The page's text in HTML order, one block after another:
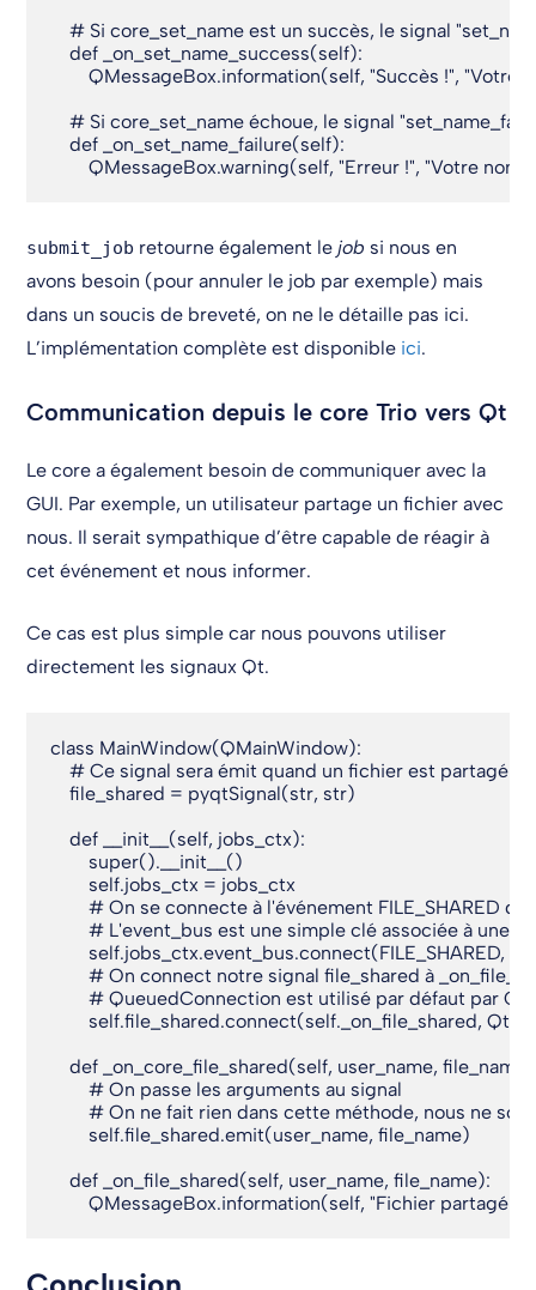
# Si core_set_name est un succès, le signal
    def _on_set_name_success(self):
QMessageBox.information(self, "Succès !",
# Si core_set_name échoue, le signal
    def _on_set_name_failure(self):
QMessageBox.warning(self, "Erreur !", "Votre nom
submit_job retourne également lejob si nous en
avons besoin (pour annuler le job par exemple) mais
dans un soucis de breveté, on ne le détaille pas ici.
L’implémentation complète est disponible ici.
Communication depuis le core Trio vers Qt
Le core a également besoin de communiquer avec la
GUI. Par exemple, un utilisateur partage un fichier avec
nous. Il serait sympathique d’être capable de réagir à
cet événement et nous informer.
Ce cas est plus simple car nous pouvons utiliser
directement les signaux Qt.
class MainWindow(QMainWindow):
# Ce signal sera émit quand un fichier est partagé
    file_shared = pyqtSignal(str, str)
    def __init__(self, jobs_ctx):
        super().__init__()
        self.jobs_ctx = jobs_ctx
# On se connecte à l'événement FILE_SHARED du
# L'event_bus est une simple clé associée à
self.jobs_ctx.event_bus.connect(FILE_SHARED,
# On connect notre signal file_shared à
# QueuedConnection est utilisé par défaut par
self.file_shared.connect(self._on_file_shared,
def _on_core_file_shared(self, user_name,
        # On passe les arguments au signal
# On ne fait rien dans cette méthode, nous ne
        self.file_shared.emit(user_name, file_name)
    def _on_file_shared(self, user_name, file_name):
QMessageBox.information(self, "Fichier partagé !",